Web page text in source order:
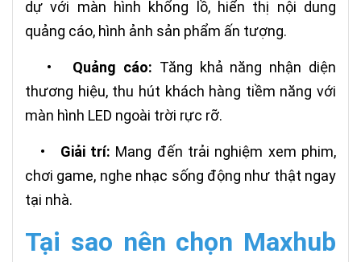
dự với màn hình khổng lồ, hiển thị nội dung
quảng cáo, hình ảnh sản phẩm ấn tượng.
• Quảng cáo: Tăng khả năng nhận diện
thương hiệu, thu hút khách hàng tiềm năng với
màn hình LED ngoài trời rực rỡ.
• Giải trí: Mang đến trải nghiệm xem phim,
chơi game, nghe nhạc sống động như thật ngay
tại nhà.
Tại sao nên chọn Maxhub